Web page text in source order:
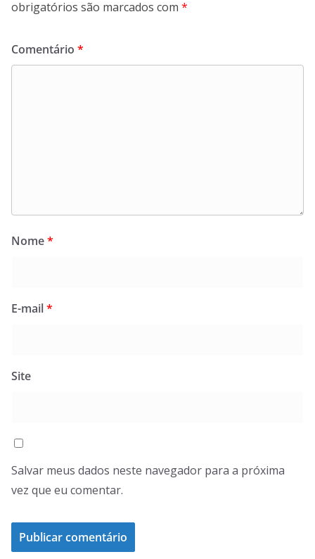
obrigatórios são marcados com *
Comentário *
Nome*
E-mail*
Site
Salvar meus dados neste navegador para a próxima
vez que eu comentar.